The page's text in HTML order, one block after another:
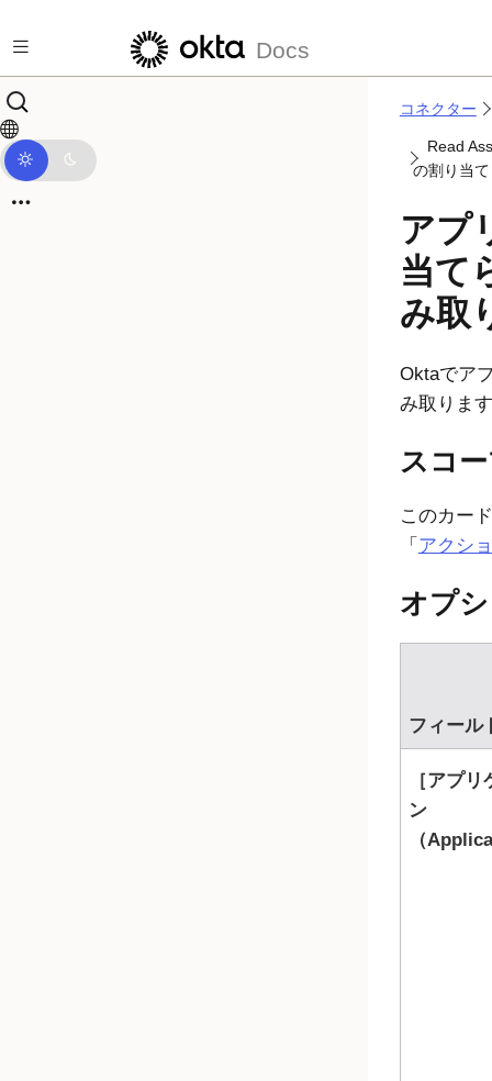
Docs
コネクター
Read
の割り当
アプ
当て
み取
Oktaでア
み取りま
スコ
このカー
「 アクシ
オプ
フィール
アプリ
ン
（